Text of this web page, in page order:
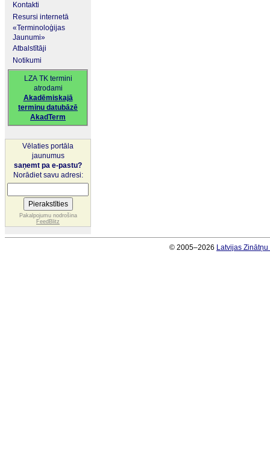
Kontakti
Resursi internetā
«Terminoloģijas
Jaunumi»
Atbalstītāji
Notikumi
LZA TK termini
atrodami
Akadēmiskajā
terminu datubāzē
AkadTerm
Vēlaties portāla
jaunumus
saņemt pa e-pastu?
Norādiet savu adresi:
Pakalpojumu nodrošina
FeedBlitz
© 2005–2026 Latvijas